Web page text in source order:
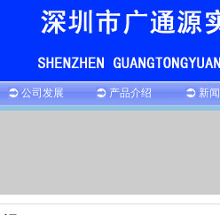
公司发展 产品介绍 新